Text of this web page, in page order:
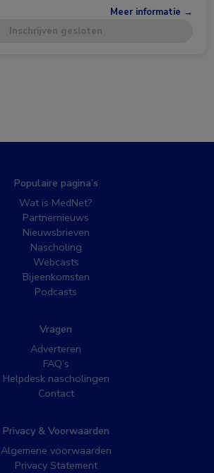
Meer informatie →
Inschrijven gesloten
Populaire pagina’s
Wat is MedNet?
Partnernieuws
Nieuwsbrieven
Nascholing
Webcasts
Bijeenkomsten
Podcasts
Vragen
Adverteren
FAQ’s
Helpdesk nascholingen
Contact
Privacy & Voorwaarden
Algemene voorwaarden
Privacy Statement